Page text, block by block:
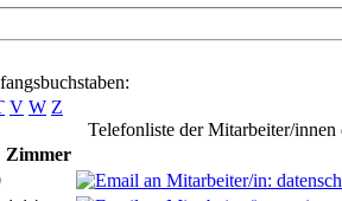
V W Z
Telefonliste der Mitarbeiter/innen
Zimmer